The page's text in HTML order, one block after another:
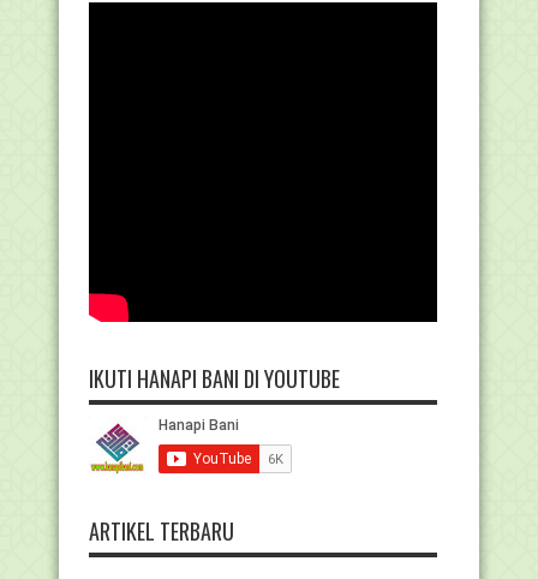
IKUTI HANAPI BANI DI YOUTUBE
ARTIKEL TERBARU